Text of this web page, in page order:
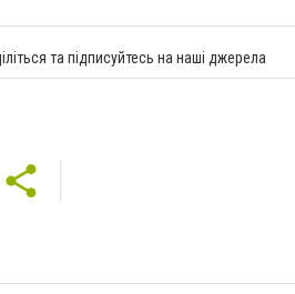
та підписуйтесь на наші джерела